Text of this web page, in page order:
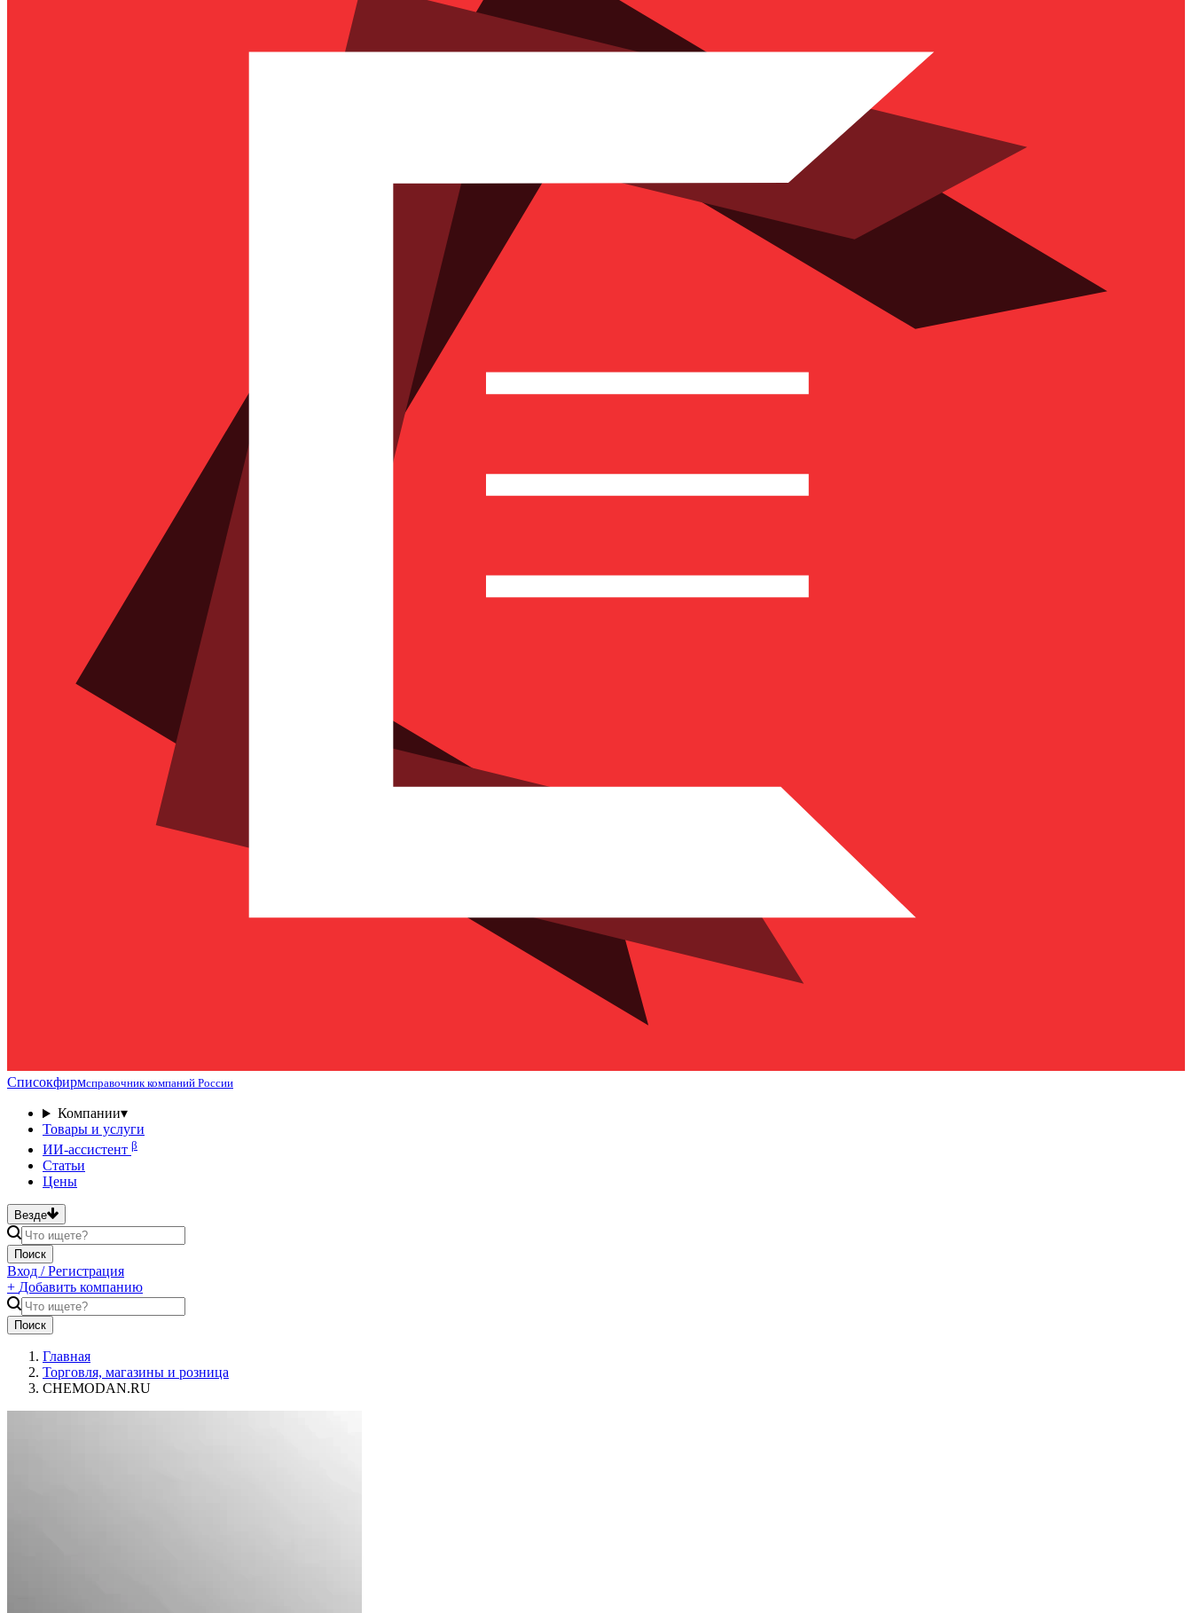
Списокфирмсправочник компаний России
Компании▾
Товары и услуги
ИИ-ассистент β
Статьи
Цены
Везде
Поиск
Вход / Регистрация
+ Добавить компанию
Поиск
Главная
Торговля, магазины и розница
CHEMODAN.RU